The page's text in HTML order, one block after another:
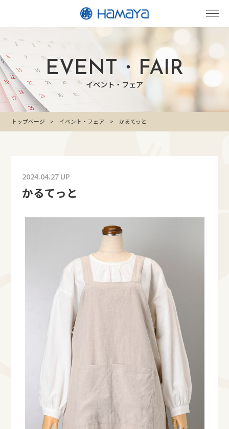
EVENT・FAIR
イベント・フェア
トップページ イベント・フェア かるてっと
2024.04.27 UP
かるてっと